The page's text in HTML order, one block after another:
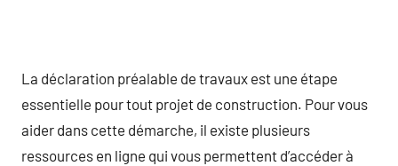
La déclaration préalable de travaux est une étape
essentielle pour tout projet de construction. Pour vous
aider dans cette démarche, il existe plusieurs
ressources en ligne qui vous permettent d’accéder à